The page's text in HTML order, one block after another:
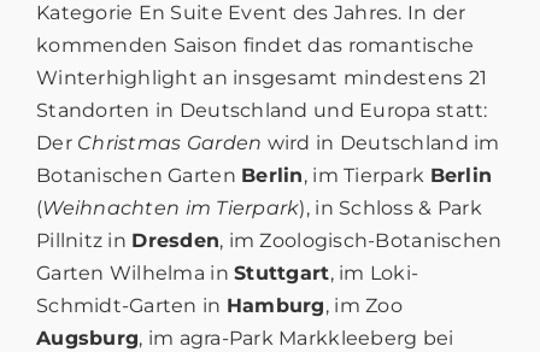
Kategorie En Suite Event des Jahres. In der
kommenden Saison findet das romantische
Winterhighlight an insgesamt mindestens 21
Standorten in Deutschland und Europa statt:
Der Christmas Garden wird in Deutschland im
Botanischen Garten Berlin, im Tierpark Berlin
(Weihnachten im Tierpark), in Schloss & Park
Pillnitz in Dresden, im Zoologisch-Botanischen
Garten Wilhelma inStuttgart, im Loki-
Schmidt-Garten in Hamburg, im Zoo
Augsburg, im agra-Park Markkleeberg bei